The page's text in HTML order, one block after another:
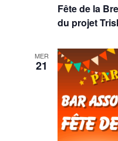
Fête de la
du projet
MER
21